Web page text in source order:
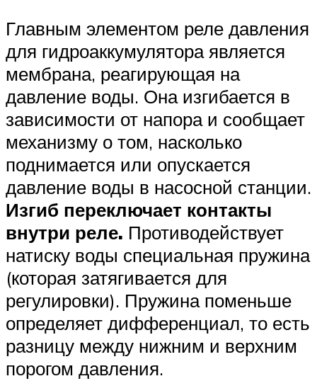
Главным элементом реле давления
для гидроаккумулятора является
мембрана, реагирующая на
давление воды. Она изгибается в
зависимости от напора и сообщает
механизму о том, насколько
поднимается или опускается
давление воды в насосной станции.
Изгиб переключает контакты
внутри реле. Противодействует
натиску воды специальная пружина
(которая затягивается для
регулировки). Пружина поменьше
определяет дифференциал, то есть
разницу между нижним и верхним
порогом давления.